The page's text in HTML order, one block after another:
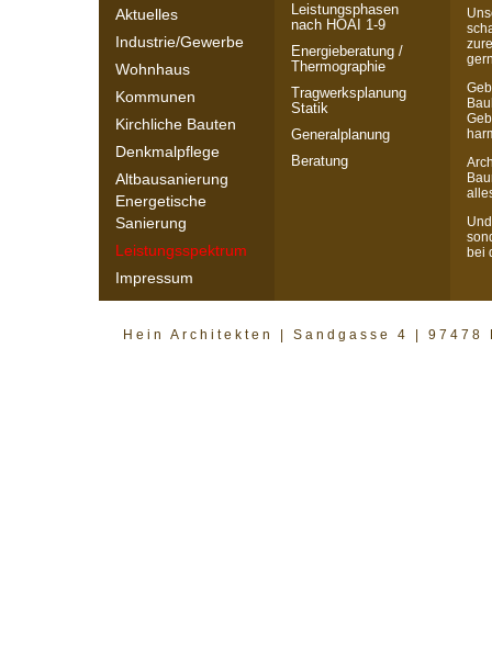
Aktuelles
Industrie/Gewerbe
Wohnhaus
Kommunen
Kirchliche Bauten
Denkmalpflege
Altbausanierung
Energetische
Sanierung
Leistungsspektrum
Impressum
Leistungsphasen
nach HOAI 1-9
Energieberatung /
Thermographie
Tragwerksplanung
Statik
Generalplanung
Beratung
bei
Hein Architekten | Sandgasse 4 |